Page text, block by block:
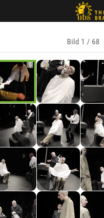
Bild 1 / 68